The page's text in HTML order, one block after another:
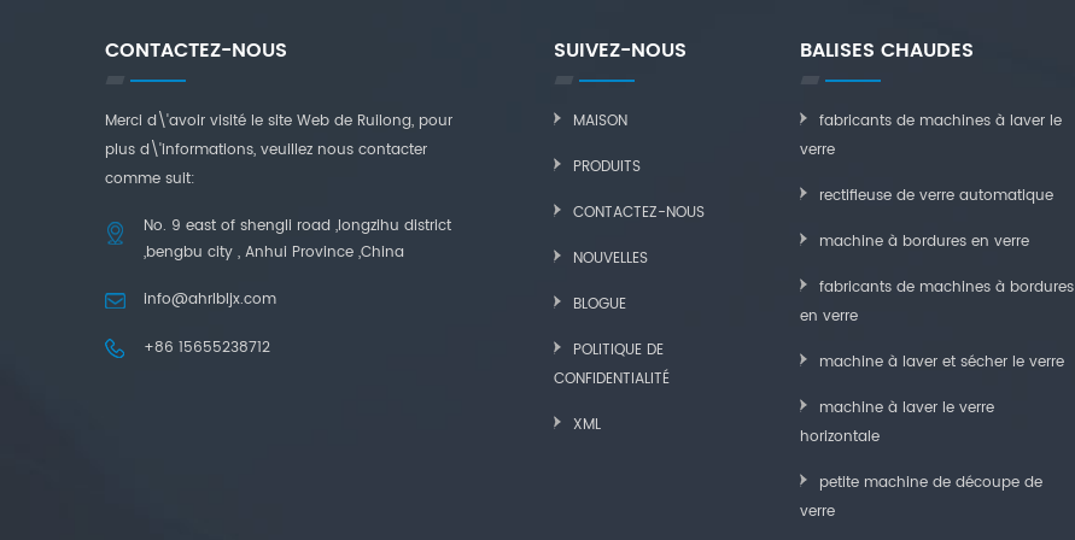
CONTACTEZ-NOUS
Merci d\'avoir visité le site Web de Ruilong, pour
plus d\'informations, veuillez nous contacter
comme suit:
No. 9 east of shengli road ,longzihu district
,bengbu city , Anhui Province ,China
info@ahrlbljx.com
+86 15655238712
SUIVEZ-NOUS
MAISON
PRODUITS
CONTACTEZ-NOUS
NOUVELLES
BLOGUE
POLITIQUE DE
CONFIDENTIALITÉ
XML
BALISES CHAUDES
fabricants de machines à laver le
verre
rectifieuse de verre automatique
machine à bordures en verre
fabricants de machines à bordures
en verre
machine à laver et sécher le verre
machine à laver le verre
horizontale
petite machine de découpe de
verre